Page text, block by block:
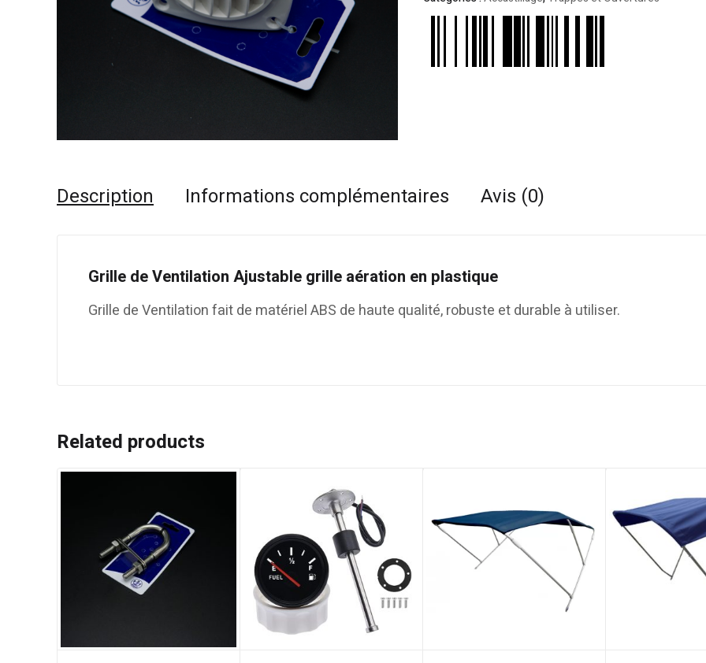
Description Informations complémentaires Avis (0)
Grille de Ventilation Ajustable grille aération en plastique
Grille de Ventilation fait de matériel ABS de haute qualité, robuste et durable à utiliser.
Related products